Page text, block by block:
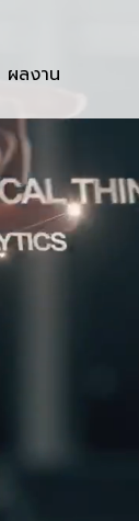
ผลงาน